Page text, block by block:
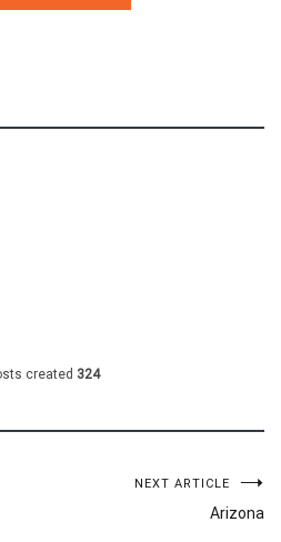
created 324
NEXT ARTICLE
Arizona